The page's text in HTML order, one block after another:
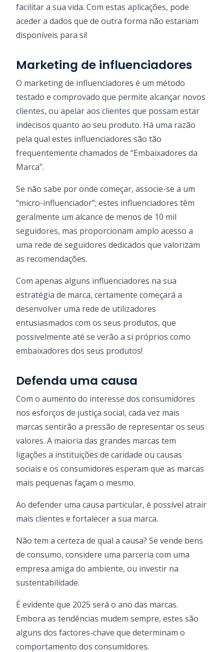
facilitar a sua vida. Com estas aplicações, pode
aceder a dados que de outra forma não estariam
disponíveis para si!
Marketing de influenciadores
O marketing de influenciadores é um método
testado e comprovado que permite alcançar novos
clientes, ou apelar aos clientes que possam estar
indecisos quanto ao seu produto. Há uma razão
pela qual estes influenciadores são tão
frequentemente chamados de “Embaixadores da
Marca”.
Se não sabe por onde começar, associe-se a um
“micro-influenciador”; estes influenciadores têm
geralmente um alcance de menos de 10 mil
seguidores, mas proporcionam amplo acesso a
uma rede de seguidores dedicados que valorizam
as recomendações.
Com apenas alguns influenciadores na sua
estratégia de marca, certamente começará a
desenvolver uma rede de utilizadores
entusiasmados com os seus produtos, que
possivelmente até se verão a si próprios como
embaixadores dos seus produtos!
Defenda uma causa
Com o aumento do interesse dos consumidores
nos esforços de justiça social, cada vez mais
marcas sentirão a pressão de representar os seus
valores. A maioria das grandes marcas tem
ligações a instituições de caridade ou causas
sociais e os consumidores esperam que as marcas
mais pequenas façam o mesmo.
Ao defender uma causa particular, é possível atrair
mais clientes e fortalecer a sua marca.
Não tem a certeza de qual a causa? Se vende bens
de consumo, considere uma parceria com uma
empresa amiga do ambiente, ou investir na
sustentabilidade.
É evidente que 2025 será o ano das marcas.
Embora as tendências mudem sempre, estes são
alguns dos factores-chave que determinam o
comportamento dos consumidores.